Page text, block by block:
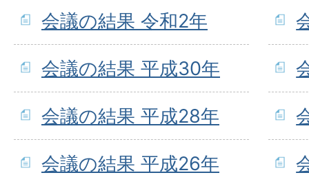
会議の結果 令和2年
会議の結果 平成30年
会議の結果 平成28年
会議の結果 平成26年